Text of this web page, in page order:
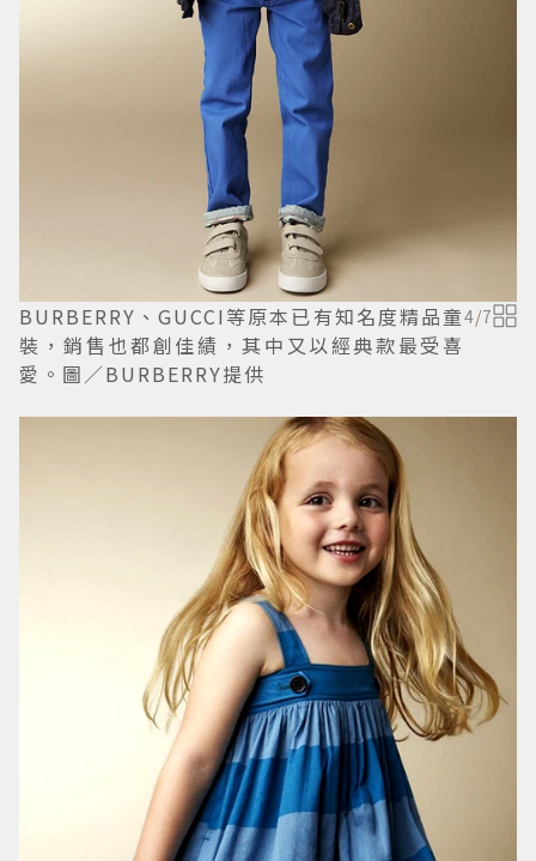
BURBERRY、GUCCI等原本已有知名度精品童
裝，銷售也都創佳績，其中又以經典款最受喜
愛。圖／BURBERRY提供
4/7